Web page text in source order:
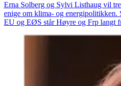
Erna Solberg og Sylvi Listhaug vil
enige om klima- og
EU og EØS står Høyre og Frp langt